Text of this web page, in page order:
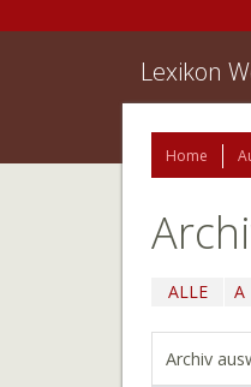
Lexikon
Home
ALLE A
Archiv